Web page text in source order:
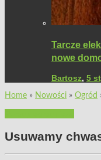
Tarcze
nowe
Bartosz, 5
Home » Nowości » Ogród
Usuwamy